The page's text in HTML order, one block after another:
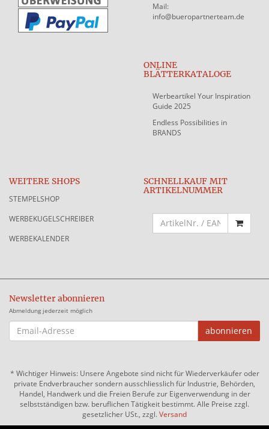
Mail:
info@bueropartnerteam.de
ONLINE
BLÄTTERKATALOGE
Werbeartikel Your Inspiration
Guide 2025
Endless Possibilities in
BRANDS
WEITERE SHOPS
STEMPELSHOP
WERBEKUGELSCHREIBER
WERBEKALENDER
SCHNELLKAUF MIT
ARTIKELNUMMER
Newsletter abonnieren
Abmeldung jederzeit möglich
EMAIL-
ADRESSE
abonnieren
* Wichtiger Hinweis: Unsere Angebote sind nicht für Wiederverkäufer oder
private Endverbraucher sondern ausschliesslich für Industrie, Behörden,
Handel, Handwerk und die Freien Berufe zur Eigenverwendung in der
selbstständigen bzw. beruflichen Tätigkeit bestimmt. Alle Preise zzgl.
gesetzlicher USt., zzgl.Versand